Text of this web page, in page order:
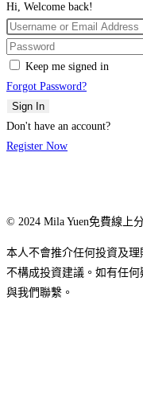
Hi, Welcome back!
Keep me signed in
Forgot Password?
Sign In
Don't have an account?
Register Now
© 2024 Mila Yuen免費線上
本人不會推介任何投資及
不構成投資建議。如有任
與我們聯繫。